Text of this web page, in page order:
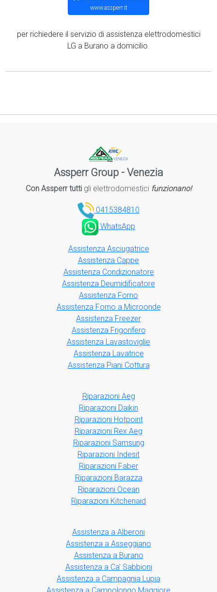
www.assperr.it
per richiedere il servizio di assistenza elettrodomestici
LG a Burano a domicilio.
Assperr Group - Venezia
Con Assperr tuttigli elettrodomestici funzionano!
0415384810
WhatsApp
Assistenza Asciugatrice
Assistenza Cappe
Assistenza Condizionatore
Assistenza Deumidificatore
Assistenza Forno
Assistenza Forno a Microonde
Assistenza Freezer
Assistenza Frigorifero
Assistenza Lavastoviglie
Assistenza Lavatrice
Assistenza Piani Cottura
Riparazioni Aeg
Riparazioni Daikin
Riparazioni Hotpoint
Riparazioni Rex Aeg
Riparazioni Samsung
Riparazioni Indesit
Riparazioni Faber
Riparazioni Barazza
Riparazioni Ocean
Riparazioni Kitchenaid
Assistenza a Alberoni
Assistenza a Asseggiano
Assistenza a Burano
Assistenza a Ca' Sabbioni
Assistenza a Campagnia Lupia